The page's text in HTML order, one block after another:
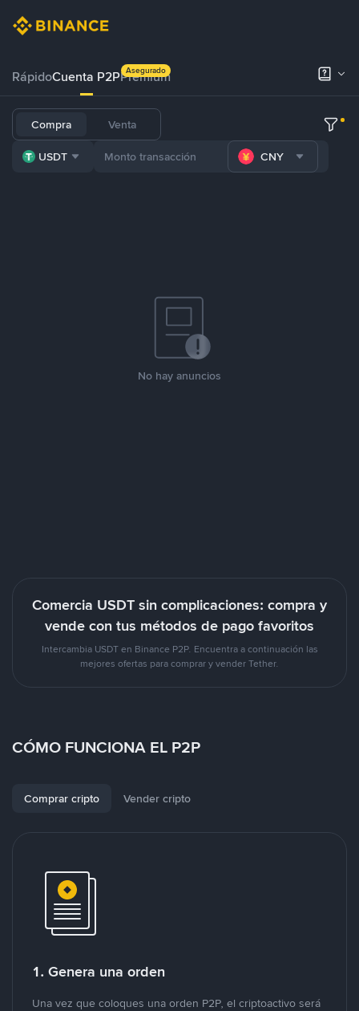
RápidoCuenta P2PPrémium
Asegurado
Compra Venta
USDT CNY
No hay anuncios
Comercia USDT sin complicaciones: compra y
vende con tus métodos de pago favoritos
Intercambia USDT en Binance P2P. Encuentra a continuación las
mejores ofertas para comprar y vender Tether.
CÓMO FUNCIONA EL P2P
Comprar cripto Vender cripto
1. Genera una orden
Una vez que coloques una orden P2P, el criptoactivo será